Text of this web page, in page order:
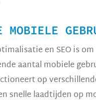
MOBIELE
en SEO is
aantal mobiele
op
snelle laadtijden op